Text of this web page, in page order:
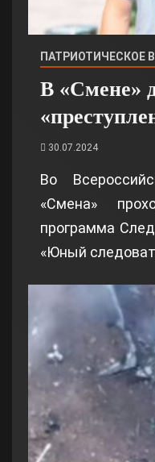
ПАТРИОТИЧЕСКОЕ
В «Смене»
30.07.2024
Во
«Смена»
программа
«Юный